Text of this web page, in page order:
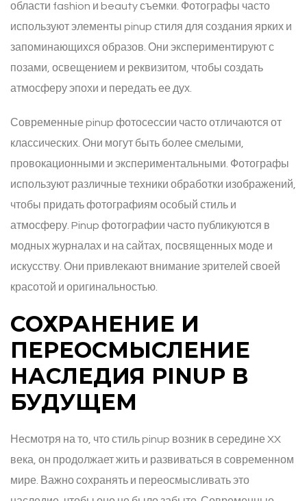
области fashion и beauty съемки. Фотографы часто
используют элементы pinup стиля для создания ярких и
запоминающихся образов. Они экспериментируют с
позами, освещением и реквизитом, чтобы создать
атмосферу эпохи и передать ее дух.
Современные pinup фотосессии часто отличаются от
классических. Они могут быть более смелыми,
провокационными и экспериментальными. Фотографы
используют различные техники обработки изображений,
чтобы придать фотографиям особый стиль и
атмосферу. Pinup фотографии часто публикуются в
модных журналах и на сайтах, посвященных моде и
искусству. Они привлекают внимание зрителей своей
красотой и оригинальностью.
СОХРАНЕНИЕ И
ПЕРЕОСМЫСЛЕНИЕ
НАСЛЕДИЯ PINUP В
БУДУЩЕМ
Несмотря на то, что стиль pinup возник в середине XX
века, он продолжает жить и развиваться в современном
мире. Важно сохранять и переосмысливать это